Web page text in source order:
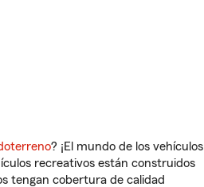
? ¡El mundo de los vehículos
recreativos están construidos
tengan cobertura de calidad